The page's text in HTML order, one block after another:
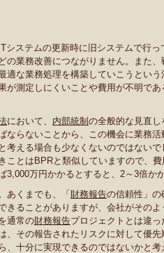
システムの更新時に旧システムで行
の業務改善につながりません。また
適な業務処理を構築していこうとい
が測定しにくいことや費用が不明で
において、 内部統制 の全般的な見直
ならないことから、この機会に業務活
考える場合も少なくないのではない
ことはBPRと類似していますので、費
万円かかるとすると、2～3倍か
あくまでも、「 財務報告の信頼性」の
きることがありますが、会社がその
通常の財務報告プロジェクトとは違
、その報告されたリスクに対して優
十分に実現できるのではないかと考